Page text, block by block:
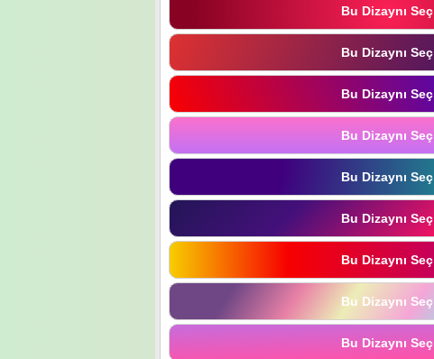
Bu Dizaynı Seç
Bu Dizaynı Seç
Bu Dizaynı Seç
Bu Dizaynı Seç
Bu Dizaynı Seç
Bu Dizaynı Seç
Bu Dizaynı Seç
Bu Dizaynı Seç
Bu Dizaynı Seç